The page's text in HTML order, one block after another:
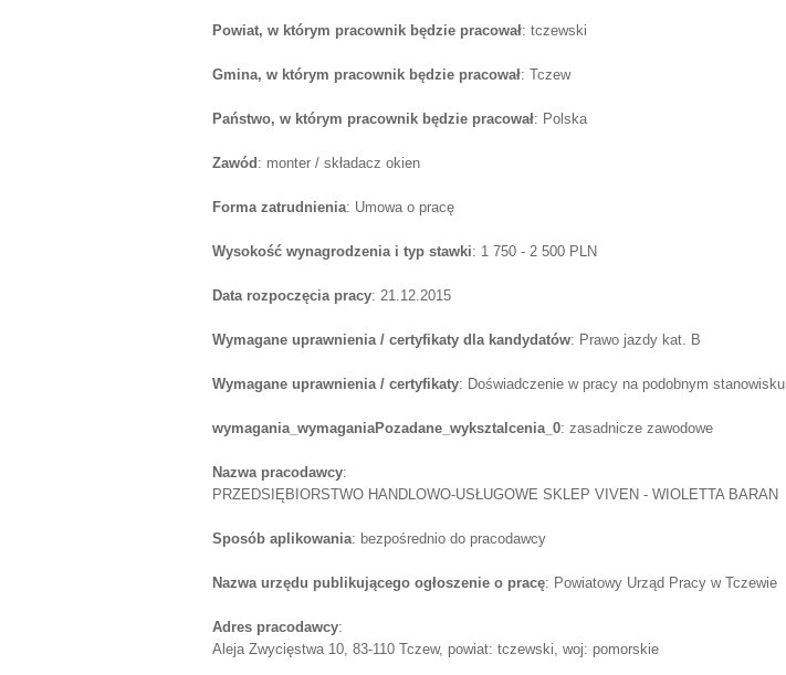
Powiat, w którym pracownik będzie pracował: tczewski
Gmina, w którym pracownik będzie pracował: Tczew
Państwo, w którym pracownik będzie pracował: Polska
Zawód: monter / składacz okien
Forma zatrudnienia: Umowa o pracę
Wysokość wynagrodzenia i typ stawki: 1 750 - 2 500 PLN
Data rozpoczęcia pracy: 21.12.2015
Wymagane uprawnienia / certyfikaty dla kandydatów: Prawo jazdy kat. B
Wymagane uprawnienia / certyfikaty: Doświadczenie w pracy na podobnym stanowisku
wymagania_wymaganiaPozadane_wyksztalcenia_0: zasadnicze zawodowe
Nazwa pracodawcy:
PRZEDSIĘBIORSTWO HANDLOWO-USŁUGOWE SKLEP VIVEN - WIOLETTA BARAN
Sposób aplikowania: bezpośrednio do pracodawcy
Nazwa urzędu publikującego ogłoszenie o pracę: Powiatowy Urząd Pracy w Tczewie
Adres pracodawcy:
Aleja Zwycięstwa 10, 83-110 Tczew, powiat: tczewski, woj: pomorskie